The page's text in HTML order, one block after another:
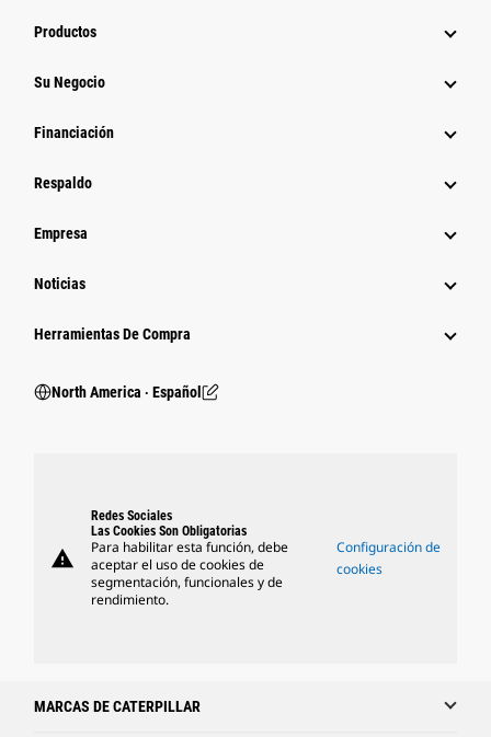
Productos
Su Negocio
Financiación
Respaldo
Empresa
Noticias
Herramientas De Compra
North America ‧ Español
warning
Redes Sociales
Las Cookies Son Obligatorias
Para habilitar esta función, debe
aceptar el uso de cookies de
segmentación, funcionales y de
rendimiento.
Configuración de
cookies
MARCAS DE CATERPILLAR